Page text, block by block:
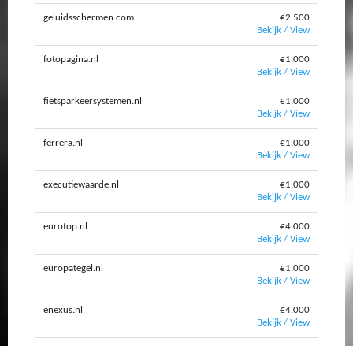
geluidsschermen.com
€2.500
Bekijk / View
fotopagina.nl
€1.000
Bekijk / View
fietsparkeersystemen.nl
€1.000
Bekijk / View
ferrera.nl
€1.000
Bekijk / View
executiewaarde.nl
€1.000
Bekijk / View
eurotop.nl
€4.000
Bekijk / View
europategel.nl
€1.000
Bekijk / View
enexus.nl
€4.000
Bekijk / View